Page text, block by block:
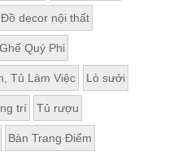
Đồ decor nội thất
Ghế Quý Phi
Tủ Làm Việc Lò sưởi
trí Tủ rượu
Bàn Trang Điểm